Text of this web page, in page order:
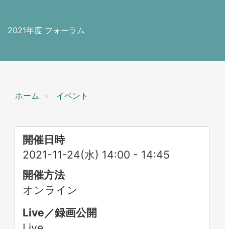
2021年度 フォーラム
ホーム イベント
開催日時
2021-11-24(水) 14:00 - 14:45
開催方法
オンライン
Live／録画公開